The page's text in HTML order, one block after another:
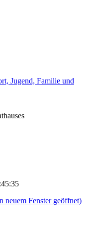
Jugend, Familie und
neuem Fenster geöffnet)